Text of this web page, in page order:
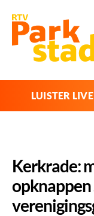
LUISTER LIVE
Kerkrade: